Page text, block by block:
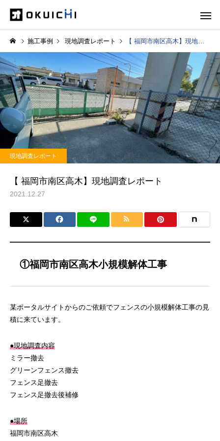
施工事例 現地調査レポート 【 福岡市南区高木】現地調査レポート
現地調査レポート
【 福岡市南区高木】現地調査レポート
2021.12.27
①福岡市南区高木小規模解体工事
某ポータルサイトからのご依頼でフェンスの小規模解体工事の見
積に来ています。
●現地調査内容
ミラー撤去
グリーンフェンス撤去
フェンス足撤去
フェンス足撤去後補修
●場所
福岡市南区高木